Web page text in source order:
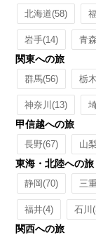
北海道(58)
岩手(14) 青
関東への旅
群馬(56) 栃
神奈川(13)
甲信越への旅
長野(67) 山
東海・北陸への旅
静岡(70) 三
福井(4) 石川
関西への旅